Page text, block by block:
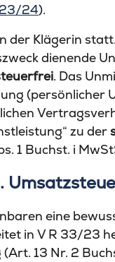
23/24).
der Klägerin
dienende
. Das
(persönlicher
zu der
1 Buchst. i
eine
in V R 33/23
13 Nr. 2